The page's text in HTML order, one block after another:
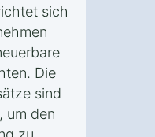
sich
Die
sind
um den